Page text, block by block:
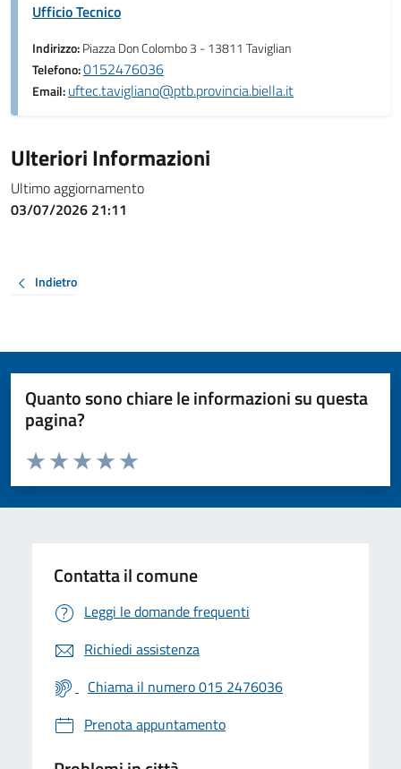
Ufficio Tecnico
Indirizzo:Piazza Don Colombo 3 - 13811 Taviglian
Telefono:0152476036
Email:uftec.tavigliano@ptb.provincia.biella.it
Ulteriori Informazioni
Ultimo aggiornamento
03/07/2026 21:11
Indietro
Quanto sono chiare le informazioni su questa
pagina?
Valuta da 1 a 5 stelle la pagina
Valuta 5 stelle su 5
Valuta 4 stelle su 5
Valuta 3 stelle su 5
Valuta 2 stelle su 5
Valuta 1 stelle su 5
Contatta il comune
Leggi le domande frequenti
Richiedi assistenza
Chiama il numero 015 2476036
Prenota appuntamento